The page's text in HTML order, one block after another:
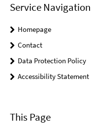
Service Navigation
Homepage
Contact
Data Protection Policy
Accessibility Statement
This Page